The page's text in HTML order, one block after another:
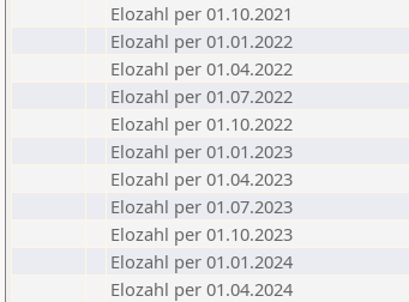
Elozahl per 01.10.2021
Elozahl per 01.01.2022
Elozahl per 01.04.2022
Elozahl per 01.07.2022
Elozahl per 01.10.2022
Elozahl per 01.01.2023
Elozahl per 01.04.2023
Elozahl per 01.07.2023
Elozahl per 01.10.2023
Elozahl per 01.01.2024
Elozahl per 01.04.2024